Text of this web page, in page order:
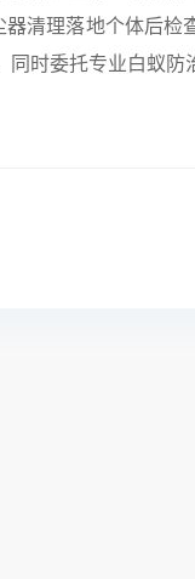
清理落地个体后检
时委托专业白蚁防